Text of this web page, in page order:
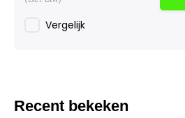
Vergelijk
Recent bekeken